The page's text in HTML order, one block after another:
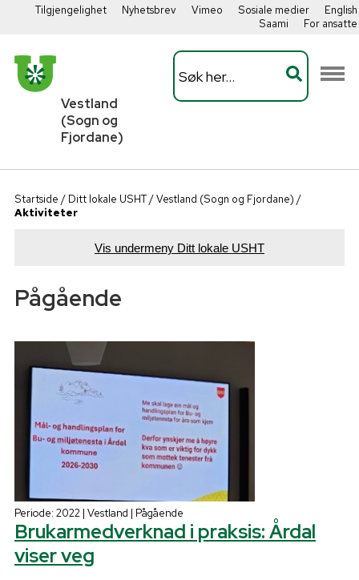
Tilgjengelighet Nyhetsbrev Vimeo Sosiale medier
English
Saami
For ansatte
Vestland
(Sogn og
Fjordane)
Startside / Ditt lokale USHT/Vestland (Sogn og Fjordane) /
Aktiviteter
Vis undermeny Ditt lokale USHT
Pågående
Periode: 2022 | Vestland | Pågående
Brukarmedverknad i praksis: Årdal
viser veg